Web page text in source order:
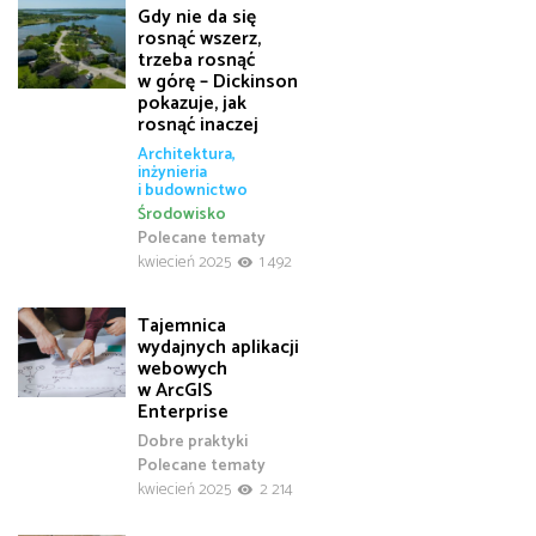
Gdy nie da się
rosnąć wszerz,
trzeba rosnąć
w górę – Dickinson
pokazuje, jak
rosnąć inaczej
Architektura,
inżynieria
i budownictwo
Polecane tematy
Środowisko
kwiecień 2025
1 492
Tajemnica
wydajnych aplikacji
webowych
w ArcGIS
Enterprise
Dobre praktyki
Polecane tematy
kwiecień 2025
2 214